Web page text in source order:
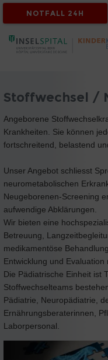
NOTFALL 24H
Stoffwechsel /
Angeborene
Krankheiten. Sie können
fortschreitend, belastend
Unser Angebot schliesst
neurometabolischen
Neugeborenen-Screening
aufwendige Abklärungen.
Wir bieten eine
Betreuung,
medikamentöse
Entwicklung und
Die Pädiatrische Einheit ist
Stoffwechselteams
Pädiatrie, Neuropädiatrie,
Ernährungsberaterinnen,
Laborpersonal.